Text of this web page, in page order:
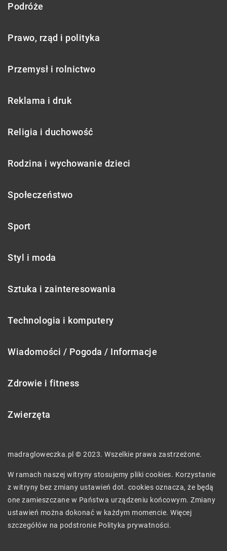
Podróże
Prawo, rząd i polityka
Przemysł i rolnictwo
Reklama i druk
Religia i duchowość
Rodzina i wychowanie dzieci
Społeczeństwo
Sport
Styl i moda
Sztuka i zainteresowania
Technologia i komputery
Wiadomości / Pogoda / Informacje
Zdrowie i fitness
Zwierzęta
madragloweczka.pl © 2023. Wszelkie prawa zastrzeżone.
W ramach naszej witryny stosujemy pliki cookies. Korzystanie
z witryny bez zmiany ustawień dot. cookies oznacza, że będą
one zamieszczane w Państwa urządzeniu końcowym. Zmiany
ustawień można dokonać w każdym momencie. Więcej
szczegółów na podstronie Polityka prywatności.